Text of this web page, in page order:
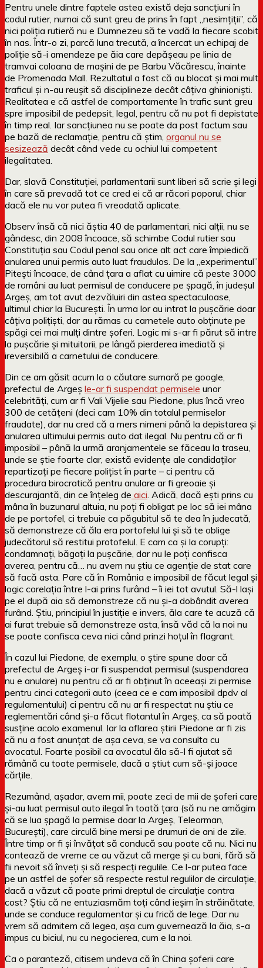
Pentru unele dintre faptele astea există deja sancțiuni în
codul rutier, numai că sunt greu de prins în fapt „nesimțiții”, că
nici poliția rutieră nu e Dumnezeu să te vadă la fiecare scobit
în nas. Într-o zi, parcă luna trecută, a încercat un echipaj de
poliție să-i amendeze pe ăia care depășeau pe linia de
tramvai coloana de mașini de pe Barbu Văcărescu, înainte
de Promenada Mall. Rezultatul a fost că au blocat și mai mult
traficul și n-au reușit să disciplineze decât câțiva ghinioniști.
Realitatea e că astfel de comportamente în trafic sunt greu
spre imposibil de pedepsit, legal, pentru că nu pot fi depistate
în timp real. Iar sancțiunea nu se poate da post factum sau
pe bază de reclamație, pentru că știm, organul nu se
sesizează decât când vede cu ochiul lui competent
ilegalitatea.
Dar, slavă Constituției, parlamentarii sunt liberi să scrie și legi
în care să prevadă tot ce cred ei că ar răcori poporul, chiar
dacă ele nu vor putea fi vreodată aplicate.
Observ însă că nici ăștia 40 de parlamentari, nici alții, nu se
gândesc, din 2008 încoace, să schimbe Codul rutier sau
Constituția sau Codul penal sau orice alt act care împiedică
anularea unui permis auto luat fraudulos. De la „experimentul”
Pitești încoace, de când țara a aflat cu uimire că peste 3000
de români au luat permisul de conducere pe șpagă, în judeșul
Argeș, am tot avut dezvăluiri din astea spectaculoase,
ultimul chiar la București. În urma lor au intrat la pușcărie doar
câțiva polițiști, dar au rămas cu carnetele auto obținute pe
spăgi cei mai mulți dintre șoferi. Logic mi s-ar fi părut să intre
la pușcărie și mituitorii, pe lângă pierderea imediată și
ireversibilă a carnetului de conducere.
Din ce am găsit acum la o căutare sumară pe google,
prefectul de Argeș le-ar fi suspendat permisele unor
celebrități, cum ar fi Vali Vijelie sau Piedone, plus încă vreo
300 de cetățeni (deci cam 10% din totalul permiselor
fraudate), dar nu cred că a mers nimeni până la depistarea și
anularea ultimului permis auto dat ilegal. Nu pentru că ar fi
imposibil – până la urmă aranjamentele se făceau la traseu,
unde se știe foarte clar, există evidențe ale candidaților
repartizați pe fiecare polițist în parte – ci pentru că
procedura birocratică pentru anulare ar fi greoaie și
descurajantă, din ce înțeleg de aici . Adică, dacă ești prins cu
mâna în buzunarul altuia, nu poți fi obligat pe loc să iei mâna
de pe portofel, ci trebuie ca păgubitul să te dea în judecată,
să demonstreze că ăla era portofelul lui și să te oblige
judecătorul să restitui protofelul. E cam ca și la corupți:
condamnați, băgați la pușcărie, dar nu le poți confisca
averea, pentru că… nu avem nu știu ce agenție de stat care
să facă asta. Pare că în România e imposibil de făcut legal și
logic corelația între l-ai prins furând – îi iei tot avutul. Să-l lași
pe el după aia să demonstreze că nu și-a dobândit averea
furând. Știu, principiul în justiție e invers, ăla care te acuză că
ai furat trebuie să demonstreze asta, însă văd că la noi nu
se poate confisca ceva nici când prinzi hoțul în flagrant.
În cazul lui Piedone, de exemplu, o știre spune doar că
prefectul de Argeș i-ar fi suspendat permisul (suspendarea
nu e anulare) nu pentru că ar fi obținut în aceeași zi permise
pentru cinci categorii auto (ceea ce e cam imposibil dpdv al
regulamentului) ci pentru că nu ar fi respectat nu știu ce
reglementări când și-a făcut flotantul în Argeș, ca să poată
susține acolo examenul. Iar la aflarea știrii Piedone ar fi zis
că nu a fost anunțat de așa ceva, se va consulta cu
avocatul. Foarte posibil ca avocatul ăla să-l fi ajutat să
rămână cu toate permisele, dacă a știut cum să-și joace
cărțile.
Rezumând, așadar, avem mii, poate zeci de mii de șoferi care
și-au luat permisul auto ilegal în toată țara (să nu ne amăgim
că se lua șpagă la permise doar la Argeș, Teleorman,
București), care circulă bine mersi pe drumuri de ani de zile.
Între timp or fi și învățat să conducă sau poate că nu. Nici nu
contează de vreme ce au văzut că merge și cu bani, fără să
fii nevoit să înveți și să respecți regulile. Ce l-ar putea face
pe un astfel de șofer să respecte restul regulilor de circulație,
dacă a văzut că poate primi dreptul de circulație contra
cost? Știu că ne entuziasmăm toți când ieșim în străinătate,
unde se conduce regulamentar și cu frică de lege. Dar nu
vrem să admitem că legea, așa cum guvernează la ăia, s-a
impus cu biciul, nu cu negocierea, cum e la noi.
Ca o paranteză, citisem undeva că în China șoferii care